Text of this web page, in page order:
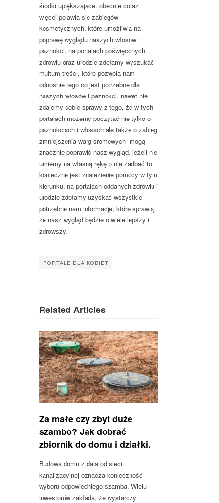
środki upiększające. obecnie coraz
więcej pojawia się zabiegów
kosmetycznych, które umożliwią na
poprawę wyglądu naszych włosów i
paznokci. na portalach poświęconych
zdrowiu oraz urodzie zdołamy wyszukać
multum treści, które pozwolą nam
odnośnie tego co jest potrzebne dla
naszych włosów i paznokci. nawet nie
zdajemy sobie sprawy z tego, że w tych
portalach możemy poczytać nie tylko o
paznokciach i włosach ale także o zabieg
zmniejszenia warg sromowych mogą
znacznie poprawić nasz wygląd. jeżeli nie
umiemy na własną rękę o nie zadbać to
konieczne jest znalezienie pomocy w tym
kierunku. na portalach oddanych zdrowiu i
urodzie zdołamy uzyskać wszystkie
potrzebne nam informacje, które sprawią,
że nasz wygląd będzie o wiele lepszy i
zdrowszy.
PORTALE DLA KOBIET
Related Articles
Za małe czy zbyt duże
szambo? Jak dobrać
zbiornik do domu i działki.
Budowa domu z dala od sieci
kanalizacyjnej oznacza konieczność
wyboru odpowiedniego szamba. Wielu
inwestorów zakłada, że wystarczy